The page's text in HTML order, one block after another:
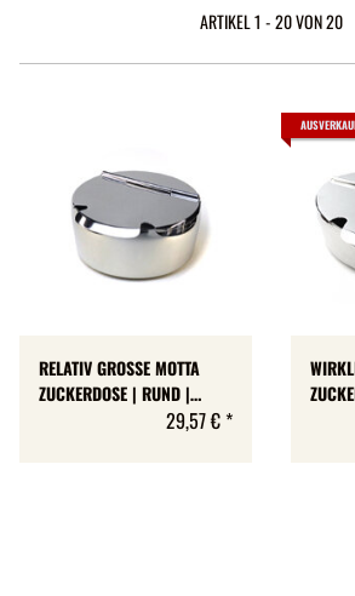
ARTIKEL 1 - 20 VON 20
RELATIV GROSSE MOTTA
ZUCKERDOSE | RUND |
ZUCCHERIERA DA BAR29,57 € *